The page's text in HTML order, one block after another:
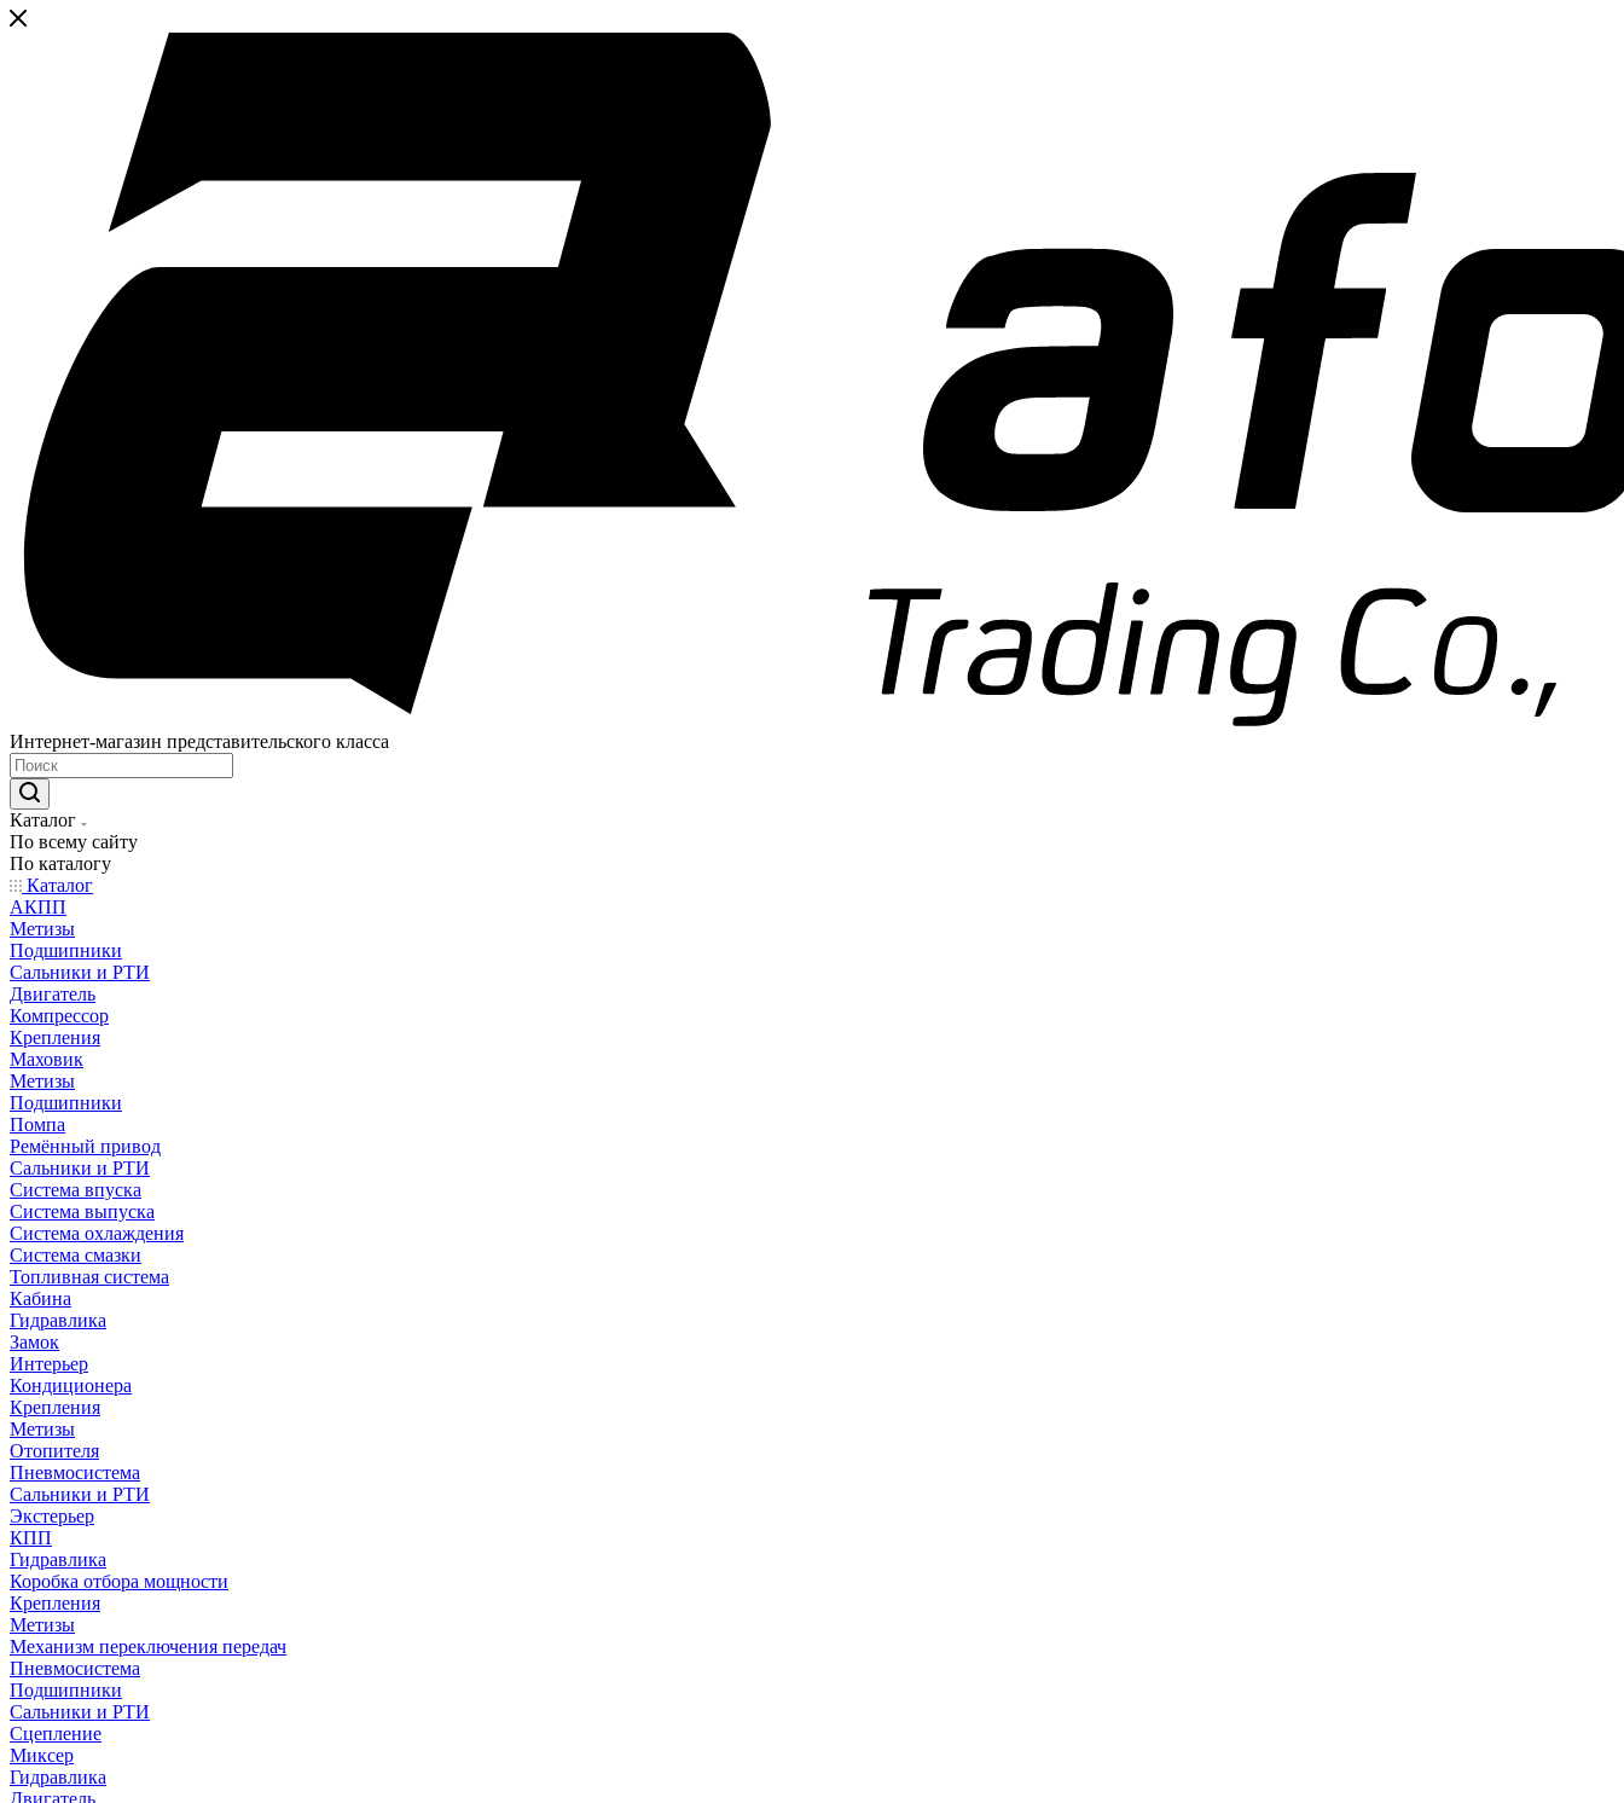
Интернет-магазин представительского класса
Каталог
По всему сайту
По каталогу
Каталог
АКПП
Метизы
Подшипники
Сальники и РТИ
Двигатель
Компрессор
Крепления
Маховик
Метизы
Подшипники
Помпа
Ремённый привод
Сальники и РТИ
Система впуска
Система выпуска
Система охлаждения
Система смазки
Топливная система
Кабина
Гидравлика
Замок
Интерьер
Кондиционера
Крепления
Метизы
Отопителя
Пневмосистема
Сальники и РТИ
Экстерьер
КПП
Гидравлика
Коробка отбора мощности
Крепления
Метизы
Механизм переключения передач
Пневмосистема
Подшипники
Сальники и РТИ
Сцепление
Миксер
Гидравлика
Двигатель